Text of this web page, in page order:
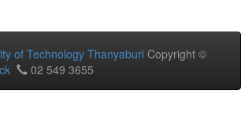
of Technology Thanyaburi Copyright ©
02 549 3655